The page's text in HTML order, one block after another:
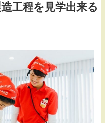
工程を見学出来る